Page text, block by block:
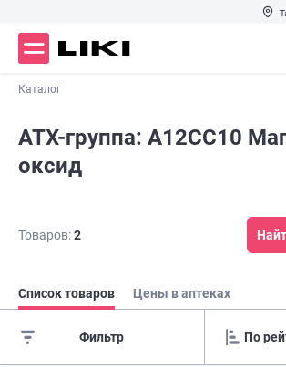
Каталог
АТХ-группа: A12CC10
оксид
Товаров:2
Список товаров Цены в аптеках
Фильтр